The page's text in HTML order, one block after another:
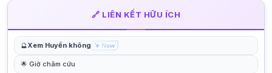
🔗 LIÊN KẾT HỮU ÍCH
🔮Xem Huyền không
🌟 Giờ châm cứu